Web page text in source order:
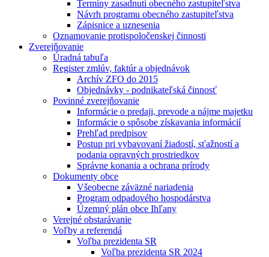
Termíny zasadnutí obecného zastupiteľstva
Návrh programu obecného zastupiteľstva
Zápisnice a uznesenia
Oznamovanie protispoločenskej činnosti
Zverejňovanie
Úradná tabuľa
Register zmlúv, faktúr a objednávok
Archív ZFO do 2015
Objednávky - podnikateľská činnosť
Povinné zverejňovanie
Informácie o predaji, prevode a nájme majetku
Informácie o spôsobe získavania informácií
Prehľad predpisov
Postup pri vybavovaní žiadostí, sťažností a
podania opravných prostriedkov
Správne konania a ochrana prírody
Dokumenty obce
Všeobecne záväzné nariadenia
Program odpadového hospodárstva
Územný plán obce Ihľany
Verejné obstarávanie
Voľby a referendá
Voľba prezidenta SR
Voľba prezidenta SR 2024